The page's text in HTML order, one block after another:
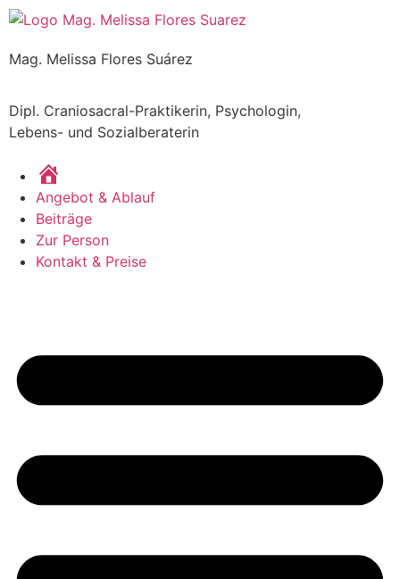
Mag. Melissa Flores Suárez
Dipl. Craniosacral-Praktikerin, Psychologin,
Lebens- und Sozialberaterin
Angebot & Ablauf
Beiträge
Zur Person
Kontakt & Preise